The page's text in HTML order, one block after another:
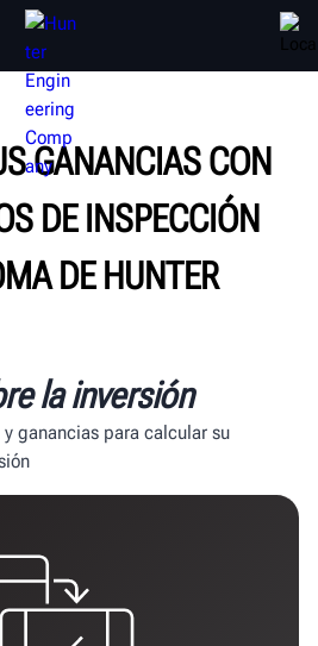
CAPACITACIÓN
ACERCA DE
GANANCIAS CON
DE INSPECCIÓN
DE HUNTER
la inversión
ganancias para calcular su